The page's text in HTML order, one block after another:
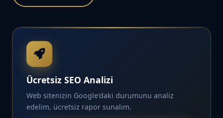
Ücretsiz SEO Analizi
Web sitenizin Google'daki durumunu analiz
edelim, ücretsiz rapor sunalım.